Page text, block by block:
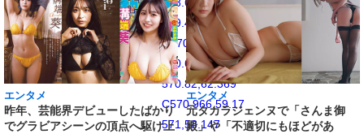
568.659,71.625
569.425,69.651
C570.167,67.743
570.674,65.562
570.82,62.369
C570.966,59.17
571,58.147
エンタメ
昨年、芸能界デビューしたばかり
でグラビアシーンの頂点へ駆け上
エンタメ
元タカラジェンヌで「さんま御
殿」や「不適切にもほどがあ